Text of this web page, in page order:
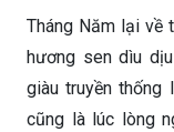
Tháng Năm lại về
hương sen dìu
giàu truyền
cũng là lúc lòng